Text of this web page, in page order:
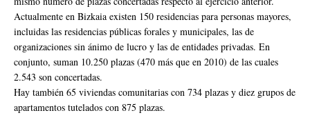
Actualmente en Bizkaia existen 150 residencias para personas mayores,
incluidas las residencias públicas forales y municipales, las de
organizaciones sin ánimo de lucro y las de entidades privadas. En
conjunto, suman 10.250 plazas (470 más que en 2010) de las cuales
2.543 son concertadas.
Hay también 65 viviendas comunitarias con 734 plazas y diez grupos de
apartamentos tutelados con 875 plazas.